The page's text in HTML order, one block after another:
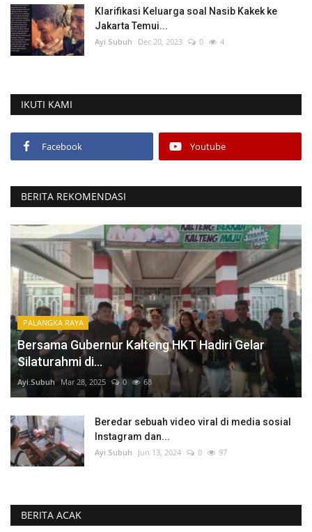
Klarifikasi Keluarga soal Nasib Kakek ke
Jakarta Temui...
Ayi.Subuh Dec 20, 2023 0 4
IKUTI KAMI
Facebook Youtube
BERITA REKOMENDASI
PALANGKA RAYA
Bersama Gubernur Kalteng HKT Hadiri Gelar
Silaturahmi di...
Ayi.Subuh Mar 28, 2025 0 68
Beredar sebuah video viral di media sosial
Instagram dan...
Ayi.Subuh Jun 13, 2024 0 97
BERITA ACAK